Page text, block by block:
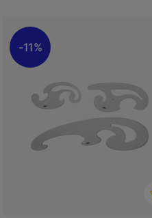
11%